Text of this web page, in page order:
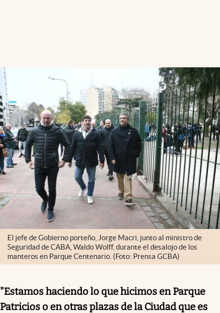
El jefe de Gobierno porteño, Jorge Macri, junto al ministro de
Seguridad de CABA, Waldo Wolff, durante el desalojo de los
manteros en Parque Centenario. (Foto: Prensa GCBA)
"Estamos haciendo lo que hicimos en Parque
Patricios o en otras plazas de la Ciudad que es